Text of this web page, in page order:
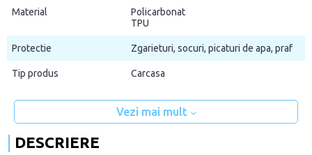
Material
Policarbonat
TPU
Protectie Zgarieturi, socuri, picaturi de apa, praf
Tip produs Carcasa
Vezi mai mult
DESCRIERE